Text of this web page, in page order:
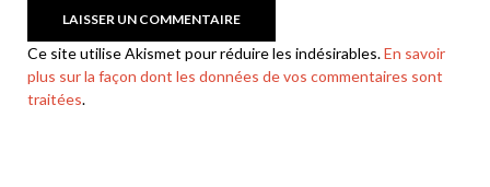
Ce site utilise Akismet pour réduire les indésirables.En savoir
plus sur la façon dont les données de vos commentaires sont
traitées.